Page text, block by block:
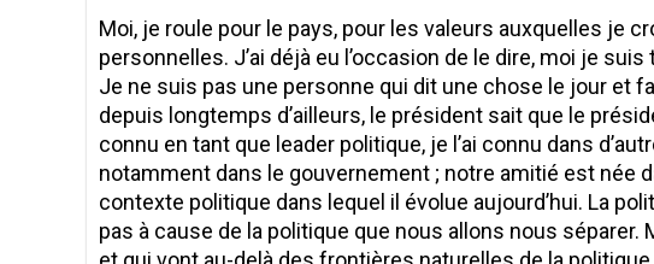
Moi, je roule pour le pays, pour les valeurs auxquelles je
personnelles. J’ai déjà eu l’occasion de le dire, moi je
Je ne suis pas une personne qui dit une chose le jour et
depuis longtemps d’ailleurs, le président sait que le
connu en tant que leader politique, je l’ai connu dans
notamment dans le gouvernement ; notre amitié est née
contexte politique dans lequel il évolue aujourd’hui. La
pas à cause de la politique que nous allons nous séparer.